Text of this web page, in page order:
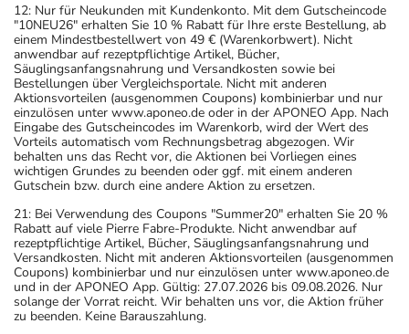
12: Nur für Neukunden mit Kundenkonto. Mit dem Gutscheincode
"10NEU26" erhalten Sie 10 % Rabatt für Ihre erste Bestellung, ab
einem Mindestbestellwert von 49 € (Warenkorbwert). Nicht
anwendbar auf rezeptpflichtige Artikel, Bücher,
Säuglingsanfangsnahrung und Versandkosten sowie bei
Bestellungen über Vergleichsportale. Nicht mit anderen
Aktionsvorteilen (ausgenommen Coupons) kombinierbar und nur
einzulösen unter www.aponeo.de oder in der APONEO App. Nach
Eingabe des Gutscheincodes im Warenkorb, wird der Wert des
Vorteils automatisch vom Rechnungsbetrag abgezogen. Wir
behalten uns das Recht vor, die Aktionen bei Vorliegen eines
wichtigen Grundes zu beenden oder ggf. mit einem anderen
Gutschein bzw. durch eine andere Aktion zu ersetzen.
21: Bei Verwendung des Coupons "Summer20" erhalten Sie 20 %
Rabatt auf viele Pierre Fabre-Produkte. Nicht anwendbar auf
rezeptpflichtige Artikel, Bücher, Säuglingsanfangsnahrung und
Versandkosten. Nicht mit anderen Aktionsvorteilen (ausgenommen
Coupons) kombinierbar und nur einzulösen unter www.aponeo.de
und in der APONEO App. Gültig: 27.07.2026 bis 09.08.2026. Nur
solange der Vorrat reicht. Wir behalten uns vor, die Aktion früher
zu beenden. Keine Barauszahlung.